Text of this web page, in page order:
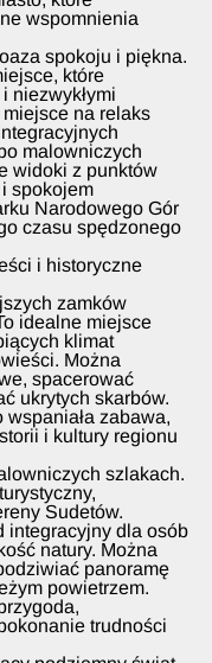
wspomnienia
spokoju i piękna.
które
niezwykłymi
miejsce na relaks
malowniczych
widoki z punktów
spokojem
Narodowego Gór
czasu spędzonego
i historyczne
zamków
idealne miejsce
klimat
Można
spacerować
ukrytych skarbów.
zabawa,
i kultury regionu
szlakach.
Sudetów.
integracyjny dla osób
natury. Można
panoramę
powietrzem.
trudności